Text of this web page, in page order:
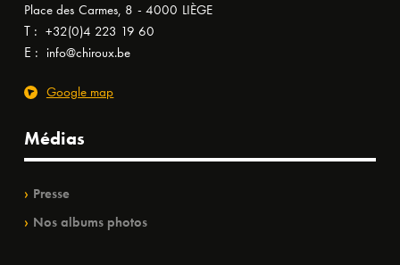
Place des Carmes, 8 - 4000 LIÈGE
T : +32(0)4 223 19 60
E : info@chiroux.be
Google map
Médias
Presse
Nos albums photos